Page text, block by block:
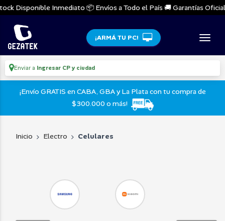
Disponible Inmediato 📦 Envíos a Todo el País 🚚 Garantías
¡ARMÁ TU PC!
Enviar a Ingresar CP y ciudad
¡Envío GRATIS en CABA, GBA y La Plata con tu compra de
$300.000 o más!
Inicio Electro Celulares